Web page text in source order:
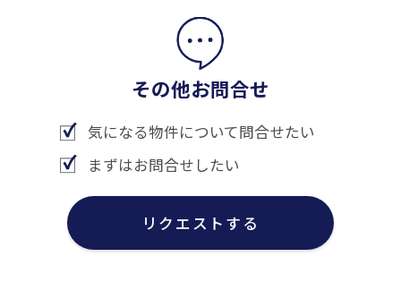
その他お問合せ
気になる物件について問合せたい
まずはお問合せしたい
リクエストする